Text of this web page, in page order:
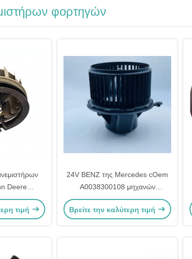
φορτηγών
Deere
έτους
τιμή
24V BENZ της Mercedes cOem
A0038300108 μηχανών
ανεμιστήρων φορτηγών AXOR
ATEGO
Βρείτε την καλύτερη τιμή